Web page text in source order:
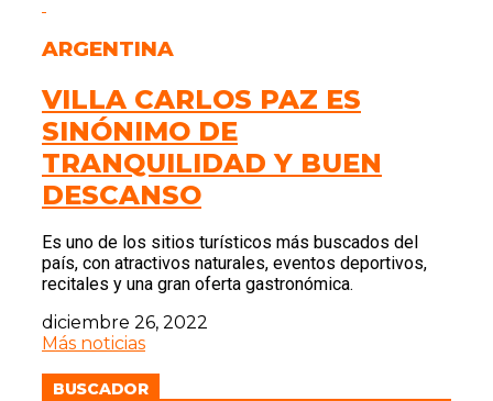
ARGENTINA
VILLA CARLOS PAZ ES
SINÓNIMO DE
TRANQUILIDAD Y BUEN
DESCANSO
Es uno de los sitios turísticos más buscados del
país, con atractivos naturales, eventos deportivos,
recitales y una gran oferta gastronómica.
diciembre 26, 2022
Más noticias
BUSCADOR